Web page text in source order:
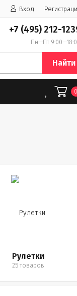
Вход
+7 (495) 212-
Пн—Пт
Найти
Рулетки
25 товаров